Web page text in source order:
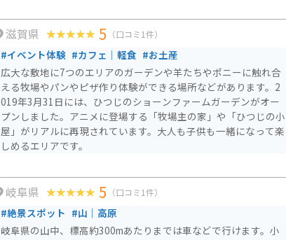
る場合、道の駅には広々とした駐車場が完備されているので安心
です。 周辺には、池田山麓を走る快適なワインディングロード
があり、ツーリングにもおすすめです。 道の駅を起点に、自然
豊かな景色を楽しみながら、岐阜県池田町の魅力を満喫してみて
ください。
滋賀県 5 （口コミ1件）
#イベント体験 #カフェ｜軽食 #お土産
広大な敷地に7つのエリアのガーデンや羊たちやポニーに触れ合
える牧場やパンやピザ作り体験ができる場所などがあります。2
019年3月31日には、ひつじのショーンファームガーデンがオー
プンしました。アニメに登場する「牧場主の家」や「ひつじの小
屋」がリアルに再現されています。大人も子供も一緒になって楽
しめるエリアです。
岐阜県 5 （口コミ1件）
#絶景スポット #山｜高原
岐阜県の山中、標高約300mあたりまでは車などで行けます。小